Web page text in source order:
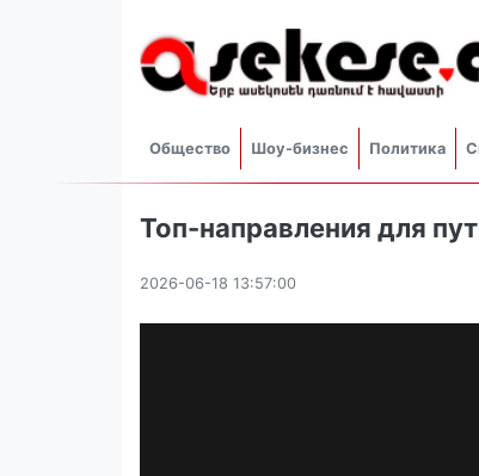
Общество Шоу-бизнес Политика
Топ-направления для
2026-06-18 13:57:00